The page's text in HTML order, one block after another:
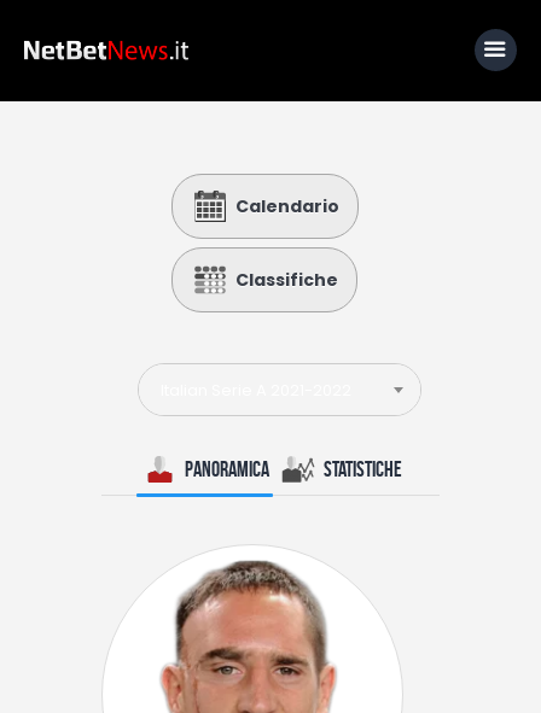
Calcio
Basket
Tennis
Lo Sapevi Che
I consigli di Giulia
Calendario
Classifiche
Panoramica Statistiche